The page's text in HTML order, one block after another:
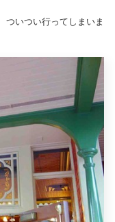
ついつい行ってしまいま